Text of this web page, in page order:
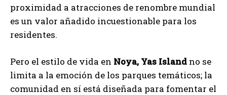
proximidad a atracciones de renombre mundial
es un valor añadido incuestionable para los
residentes.
Pero el estilo de vida en Noya, Yas Island no se
limita a la emoción de los parques temáticos; la
comunidad en sí está diseñada para fomentar el